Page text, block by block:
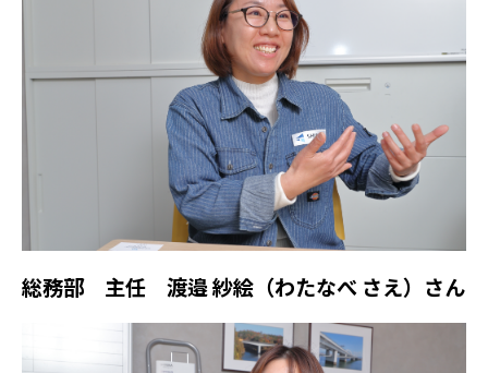
総務部 主任 渡邉 紗絵（わたなべ さえ）さん